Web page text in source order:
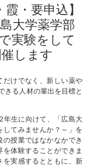
・要申込】
大学薬学部
実験をして
します
だけでなく、新しい薬や
きる人材の輩出を目標と
年生に向けて、「広島大
てみませんか？～」を
授業ではなかなかでき
体験することができま
を実感するとともに、新